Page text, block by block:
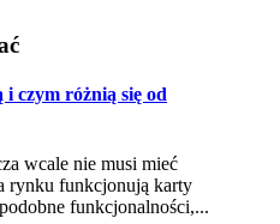
czym różnią się od
wcale nie musi mieć
rynku funkcjonują karty
funkcjonalności,...